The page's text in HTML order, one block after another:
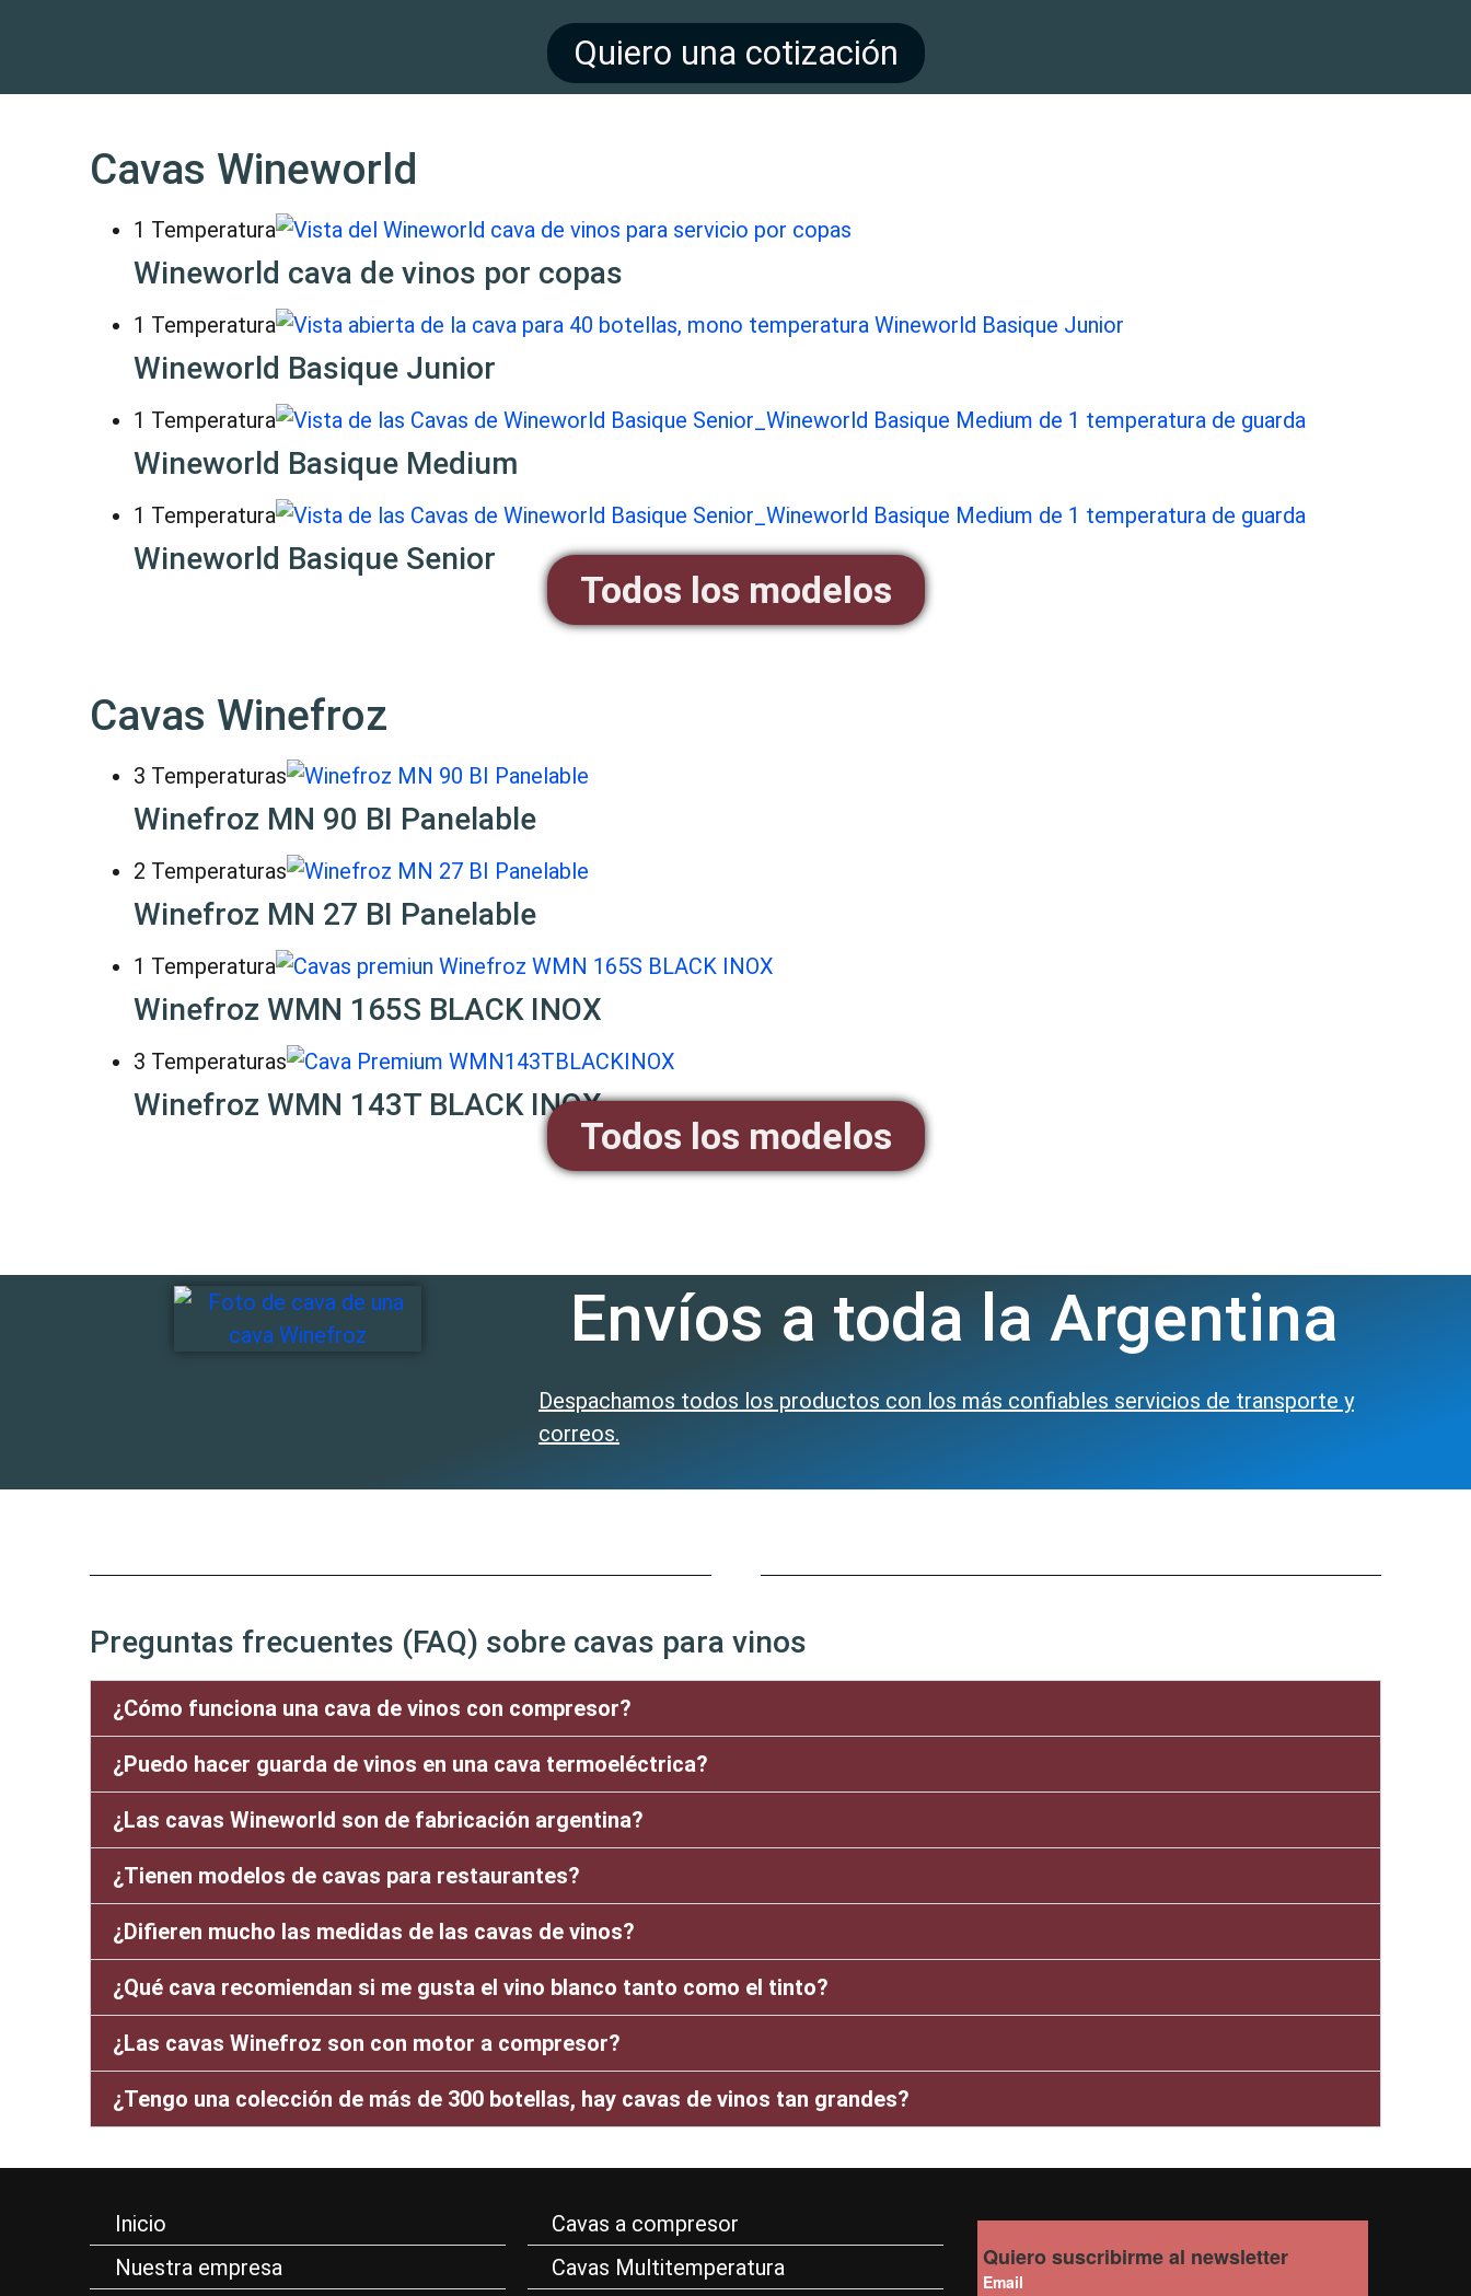
Quiero una cotización
Cavas Wineworld
1 Temperatura
Wineworld cava de vinos por copas
1 Temperatura
Wineworld Basique Junior
1 Temperatura
Wineworld Basique Medium
1 Temperatura
Wineworld Basique Senior
Todos los modelos
Cavas Winefroz
3 Temperaturas
Winefroz MN 90 BI Panelable
2 Temperaturas
Winefroz MN 27 BI Panelable
1 Temperatura
Winefroz WMN 165S BLACK INOX
3 Temperaturas
Winefroz WMN 143T BLACK INOX
Todos los modelos
Envíos a toda la Argentina
Despachamos todos los productos con los más confiables servicios de transporte y
correos.
Preguntas frecuentes (FAQ) sobre cavas para vinos
¿Cómo funciona una cava de vinos con compresor?
¿Puedo hacer guarda de vinos en una cava termoeléctrica?
¿Las cavas Wineworld son de fabricación argentina?
¿Tienen modelos de cavas para restaurantes?
¿Difieren mucho las medidas de las cavas de vinos?
¿Qué cava recomiendan si me gusta el vino blanco tanto como el tinto?
¿Las cavas Winefroz son con motor a compresor?
¿Tengo una colección de más de 300 botellas, hay cavas de vinos tan grandes?
Inicio
Nuestra empresa
Cavas a compresor
Cavas Multitemperatura